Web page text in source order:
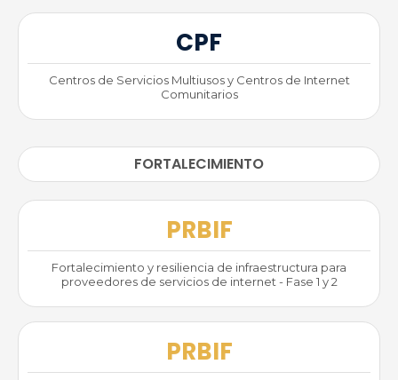
CPF
Centros de Servicios Multiusos y Centros de Internet
Comunitarios
FORTALECIMIENTO
PRBIF
Fortalecimiento y resiliencia de infraestructura para
proveedores de servicios de internet - Fase 1 y 2
PRBIF